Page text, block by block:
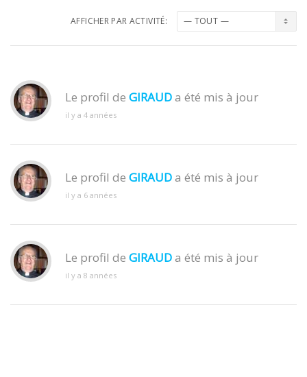
AFFICHER PAR ACTIVITÉ:
Le profil de GIRAUDa été mis à jour
il y a 4 années
Le profil de GIRAUDa été mis à jour
il y a 6 années
Le profil de GIRAUDa été mis à jour
il y a 8 années